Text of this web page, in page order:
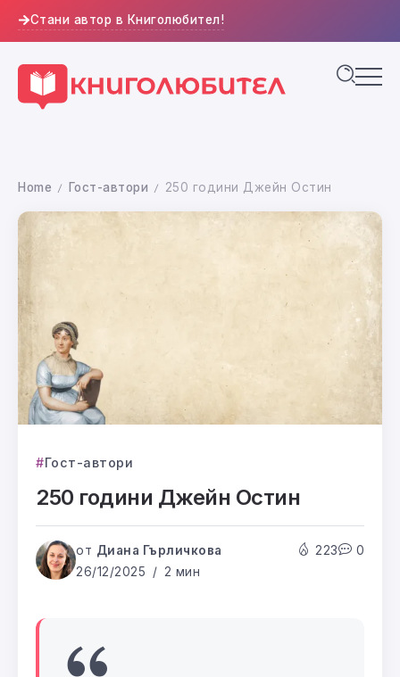
Стани автор в Книголюбител!
Home / Гост-автори / 250 години Джейн Остин
Гост-автори
250 години Джейн Остин
от Диана Гърличкова
26/12/2025
2 мин
223 0